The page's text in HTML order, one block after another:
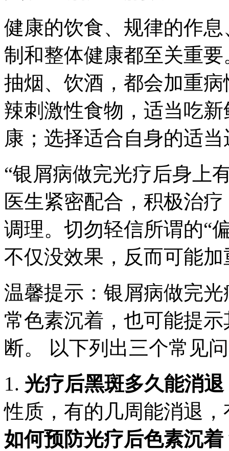
健康的饮食、规律的作
制和整体健康都至关重
抽烟、饮酒，都会加重
辣刺激性食物，适当吃
康；选择适合自身的适
“银屑病做完光疗后身上
医生紧密配合，积极治
调理。切勿轻信所谓的“
不仅没效果，反而可能
温馨提示：银屑病做完
常色素沉着，也可能提
断。 以下列出三个常见
1. 光疗后黑斑多久能消退
性质，有的几周能消退
如何预防光疗后色素沉着